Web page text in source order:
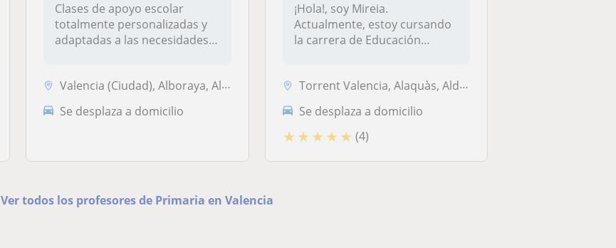
Clases de apoyo escolar
totalmente personalizadas y
adaptadas a las necesidades
Valencia (Ciudad), Alboraya, Almàssera, Tavernes Blanques
Se desplaza a domicilio
¡Hola!, soy Mireia.
Actualmente, estoy cursando
la carrera de Educación
Torrent Valencia, Alaquàs, Aldaia, Picanya, Torrent (Valencia)
Se desplaza a domicilio
★ ★ ★ ★ ★ (4)
Ver todos los profesores de Primaria en Valencia